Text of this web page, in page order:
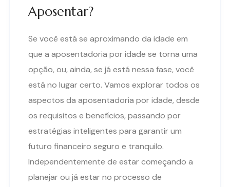
Aposentar?
Se você está se aproximando da idade em
que a aposentadoria por idade se torna uma
opção, ou, ainda, se já está nessa fase, você
está no lugar certo. Vamos explorar todos os
aspectos da aposentadoria por idade, desde
os requisitos e benefícios, passando por
estratégias inteligentes para garantir um
futuro financeiro seguro e tranquilo.
Independentemente de estar começando a
planejar ou já estar no processo de